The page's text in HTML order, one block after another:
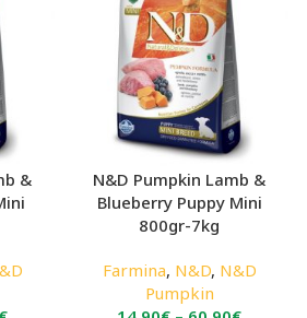
&
N&D Pumpkin Lamb &
Blueberry Puppy Mini
800gr-7kg
Farmina, N&D, N&D
Pumpkin